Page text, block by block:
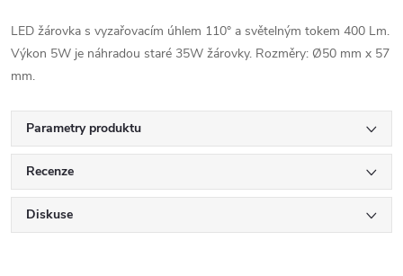
LED žárovka s vyzařovacím úhlem 110° a světelným tokem 400 Lm.
Výkon 5W je náhradou staré 35W žárovky. Rozměry: Ø50 mm x 57
mm.
Parametry produktu
Recenze
Diskuse